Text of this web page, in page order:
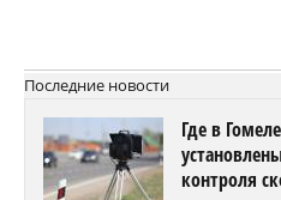
Последние новости
Где в
контроля